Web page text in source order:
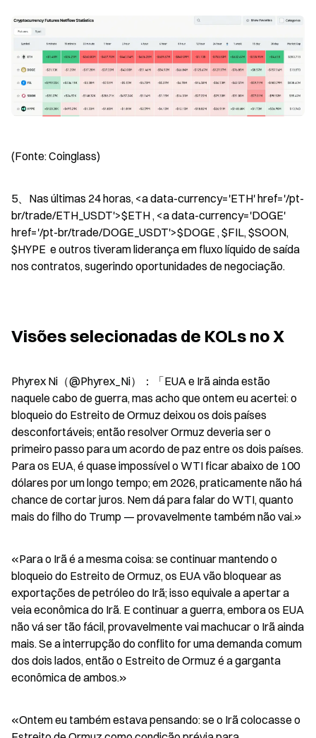
(Fonte: Coinglass)
5、Nas últimas 24 horas, <a data-currency='ETH' href='/pt-
br/trade/ETH_USDT'>$ETH , <a data-currency='DOGE'
href='/pt-br/trade/DOGE_USDT'>$DOGE , $FIL, $SOON,
$HYPE  e outros tiveram liderança em fluxo líquido de saída
nos contratos, sugerindo oportunidades de negociação.
Visões selecionadas de KOLs no X
Phyrex Ni（@Phyrex_Ni）：「EUA e Irã ainda estão
naquele cabo de guerra, mas acho que ontem eu acertei: o
bloqueio do Estreito de Ormuz deixou os dois países
desconfortáveis; então resolver Ormuz deveria ser o
primeiro passo para um acordo de paz entre os dois países.
Para os EUA, é quase impossível o WTI ficar abaixo de 100
dólares por um longo tempo; em 2026, praticamente não há
chance de cortar juros. Nem dá para falar do WTI, quanto
mais do filho do Trump — provavelmente também não vai.»
«Para o Irã é a mesma coisa: se continuar mantendo o
bloqueio do Estreito de Ormuz, os EUA vão bloquear as
exportações de petróleo do Irã; isso equivale a apertar a
veia econômica do Irã. E continuar a guerra, embora os EUA
não vá ser tão fácil, provavelmente vai machucar o Irã ainda
mais. Se a interrupção do conflito for uma demanda comum
dos dois lados, então o Estreito de Ormuz é a garganta
econômica de ambos.»
«Ontem eu também estava pensando: se o Irã colocasse o